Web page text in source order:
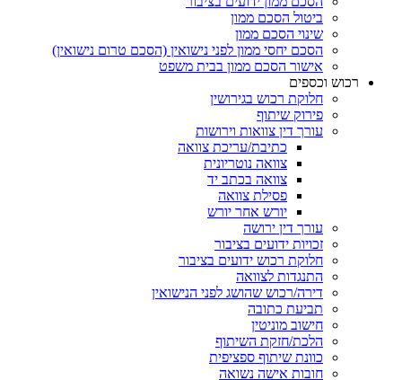
ביטול הסכם ממון
שינוי הסכם ממון
הסכם יחסי ממון לפני נישואין (הסכם טרום נישואין)
אישור הסכם ממון בבית משפט
רכוש וכספים
חלוקת רכוש בגירושין
פירוק שיתוף
עורך דין צוואות וירושות
כתיבת/עריכת צוואה
צוואה נוטריונית
צוואה בכתב יד
פסילת צוואה
יורש אחר יורש
עורך דין ירושה
זכויות ידועים בציבור
חלוקת רכוש ידועים בציבור
התנגדות לצוואה
דירה/רכוש שהושג לפני הנישואין
תביעת כתובה
חישוב מוניטין
הלכת/חזקת השיתוף
כוונת שיתוף ספציפית
חובות אישה נשואה